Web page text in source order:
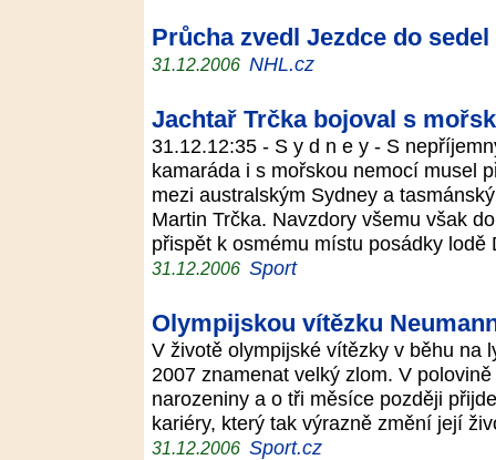
Průcha zvedl Jezdce do sedel
31.12.2006 NHL.cz
Jachtař Trčka bojoval s
31.12.12:35 - S y d n e y - S
kamaráda i s mořskou nemocí musel
mezi australským Sydney a
Martin Trčka. Navzdory všemu však
přispět k osmému místu posádky lodě
31.12.2006 Sport
Olympijskou vítězku
V životě olympijské vítězky v běhu na
2007 znamenat velký zlom. V
narozeniny a o tři měsíce později
kariéry, který tak výrazně změní její
31.12.2006 Sport.cz